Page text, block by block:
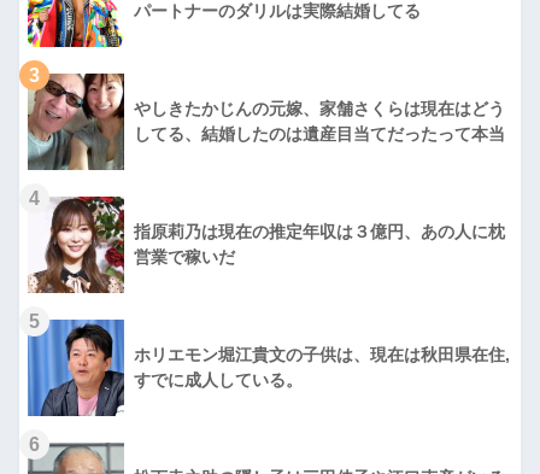
パートナーのダリルは実際結婚してる
3
やしきたかじんの元嫁、家舗さくらは現在はどう
してる、結婚したのは遺産目当てだったって本当
4
指原莉乃は現在の推定年収は３億円、あの人に枕
営業で稼いだ
5
ホリエモン堀江貴文の子供は、現在は秋田県在住,
すでに成人している。
6